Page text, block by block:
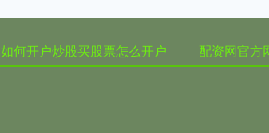
如何开户炒股买股票怎么开户 配资网官方